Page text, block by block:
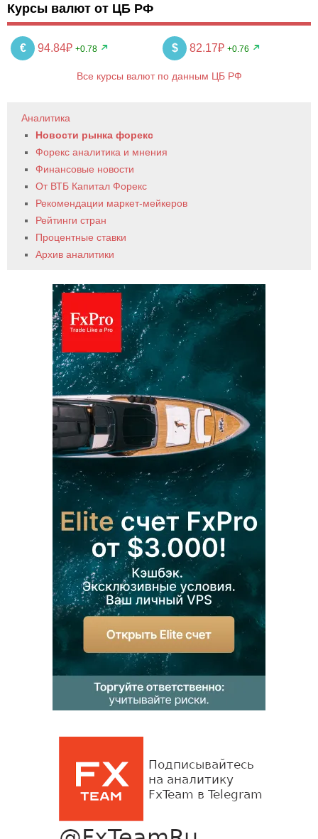
Курсы валют от ЦБ РФ
€ 94.84₽ +0.78 $ 82.17₽ +0.76
Все курсы валют по данным ЦБ РФ
Аналитика
Новости рынка форекс
Форекс аналитика и мнения
Финансовые новости
От ВТБ Капитал Форекс
Рекомендации маркет-мейкеров
Рейтинги стран
Процентные ставки
Архив аналитики